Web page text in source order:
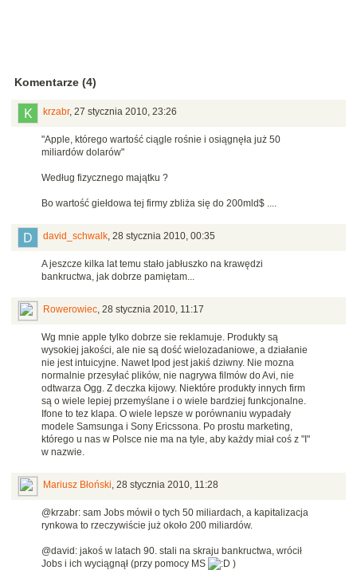
Komentarze (4)
krzabr, 27 stycznia 2010, 23:26
"Apple, którego wartość ciągle rośnie i osiągnęła już 50
miliardów dolarów"
Według fizycznego majątku ?
Bo wartość giełdowa tej firmy zbliża się do 200mld$ ....
david_schwalk 28 stycznia 2010, 00:35
A jeszcze kilka lat temu stało jabłuszko na krawędzi
bankructwa, jak dobrze pamiętam...
Rowerowiec 28 stycznia 2010, 11:17
Wg mnie apple tylko dobrze sie reklamuje. Produkty są
wysokiej jakości, ale nie są dość wielozadaniowe, a działanie
nie jest intuicyjne. Nawet Ipod jest jakiś dziwny. Nie mozna
normalnie przesyłać plików, nie nagrywa filmów do Avi, nie
odtwarza Ogg. Z deczka kijowy. Niektóre produkty innych firm
są o wiele lepiej przemyślane i o wiele bardziej funkcjonalne.
Ifone to tez klapa. O wiele lepsze w porównaniu wypadały
modele Samsunga i Sony Ericssona. Po prostu marketing,
którego u nas w Polsce nie ma na tyle, aby każdy miał coś z "I"
w nazwie.
Mariusz Błoński 28 stycznia 2010, 11:28
@krzabr: sam Jobs mówił o tych 50 miliardach, a kapitalizacja
rynkowa to rzeczywiście już około 200 miliardów.
@david: jakoś w latach 90. stali na skraju bankructwa, wrócił
Jobs i ich wyciągnął (przy pomocy MS
)